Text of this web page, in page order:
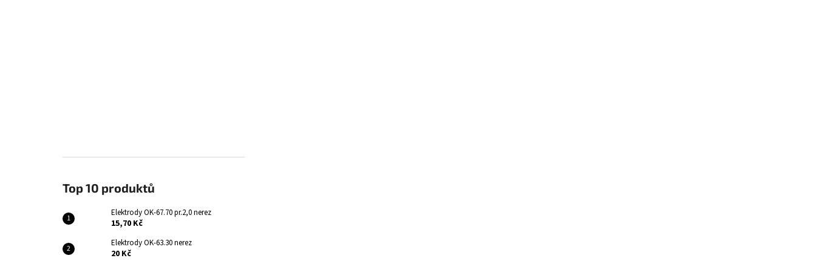
Top 10 produktů
Elektrody OK-67.70 pr.2,0 nerez
15,70 Kč
Elektrody OK-63.30 nerez
20 Kč